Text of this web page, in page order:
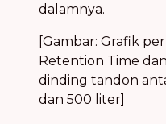
dalamnya.
[Gambar: Grafik
Retention Time
dinding tandon
dan 500 liter]